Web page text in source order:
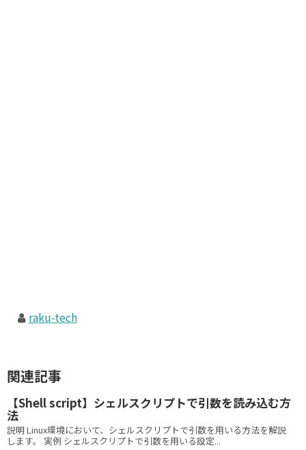
raku-tech
関連記事
【Shell script】シェルスクリプトで引数を読み込む方
法
説明 Linux環境において、シェルスクリプトで引数を用いる方法を解説
します。 実例 シェルスクリプトで引数を用いる設定...